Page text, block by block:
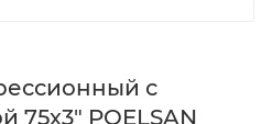
с
75х3" POELSAN